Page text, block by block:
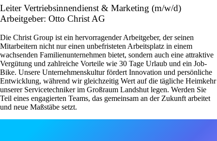
Leiter Vertriebsinnendienst & Marketing (m/w/d)
Arbeitgeber: Otto Christ AG
Die Christ Group ist ein hervorragender Arbeitgeber, der seinen
Mitarbeitern nicht nur einen unbefristeten Arbeitsplatz in einem
wachsenden Familienunternehmen bietet, sondern auch eine attraktive
Vergütung und zahlreiche Vorteile wie 30 Tage Urlaub und ein Job-
Bike. Unsere Unternehmenskultur fördert Innovation und persönliche
Entwicklung, während wir gleichzeitig Wert auf die tägliche Heimkehr
unserer Servicetechniker im Großraum Landshut legen. Werden Sie
Teil eines engagierten Teams, das gemeinsam an der Zukunft arbeitet
und neue Maßstäbe setzt.